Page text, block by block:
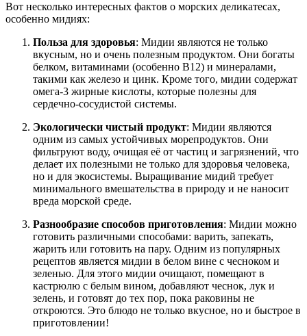
Вот несколько интересных фактов о морских деликатесах,
особенно мидиях:
Польза для здоровья: Мидии являются не только
вкусным, но и очень полезным продуктом. Они богаты
белком, витаминами (особенно B12) и минералами,
такими как железо и цинк. Кроме того, мидии содержат
омега-3 жирные кислоты, которые полезны для
сердечно-сосудистой системы.
Экологически чистый продукт: Мидии являются
одним из самых устойчивых морепродуктов. Они
фильтруют воду, очищая её от частиц и загрязнений, что
делает их полезными не только для здоровья человека,
но и для экосистемы. Выращивание мидий требует
минимального вмешательства в природу и не наносит
вреда морской среде.
Разнообразие способов приготовления: Мидии можно
готовить различными способами: варить, запекать,
жарить или готовить на пару. Одним из популярных
рецептов является мидии в белом вине с чесноком и
зеленью. Для этого мидии очищают, помещают в
кастрюлю с белым вином, добавляют чеснок, лук и
зелень, и готовят до тех пор, пока раковины не
откроются. Это блюдо не только вкусное, но и быстрое в
приготовлении!